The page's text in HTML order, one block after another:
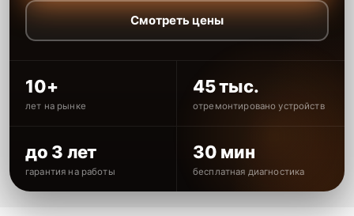
Смотреть цены
10+
лет на рынке
45 тыс.
отремонтировано устройств
до 3 лет
гарантия на работы
30 мин
бесплатная диагностика